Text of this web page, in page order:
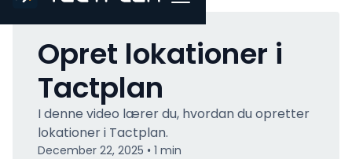
Opret lokationer i
Tactplan
I denne video lærer du, hvordan du opretter
lokationer i Tactplan.
December 22, 2025 • 1 min